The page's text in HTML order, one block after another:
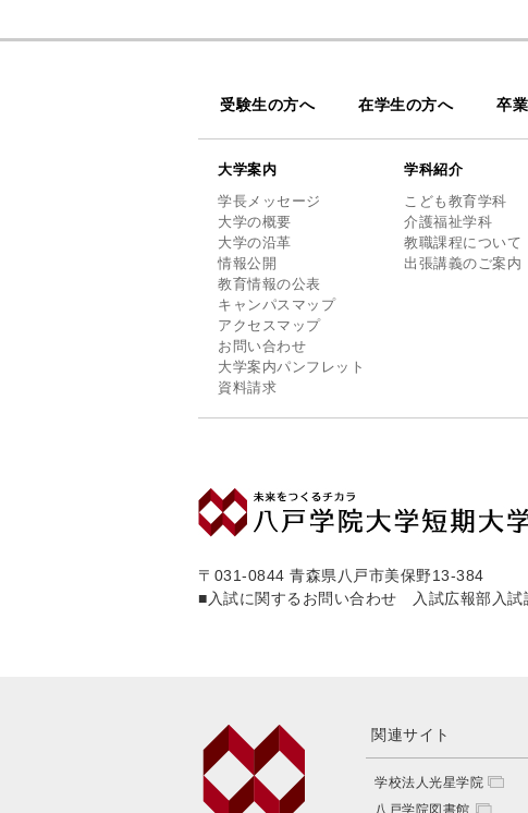
受験生の方へ 在学生の方へ 卒
大学案内
学長メッセージ
大学の概要
大学の沿革
情報公開
教育情報の公表
キャンパスマップ
アクセスマップ
お問い合わせ
大学案内パンフレット
資料請求
学科紹介
こども教育学科
介護福祉学科
教職課程について
出張講義のご案内
〒031-0844 青森県八戸市美保野13-384
■入試に関するお問い合わせ 入試広報部入試
関連サイト
学校法人光星学院
八戸学院図書館